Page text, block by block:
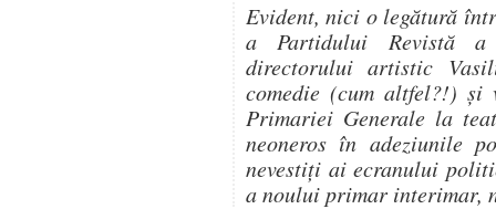
Evident, nici o legătură
a Partidului Revistă
directorului artistic
comedie (cum altfel?!)
Primariei Generale la
neoneros în adeziunile
nevestiți ai ecranului
a noului primar interimar,